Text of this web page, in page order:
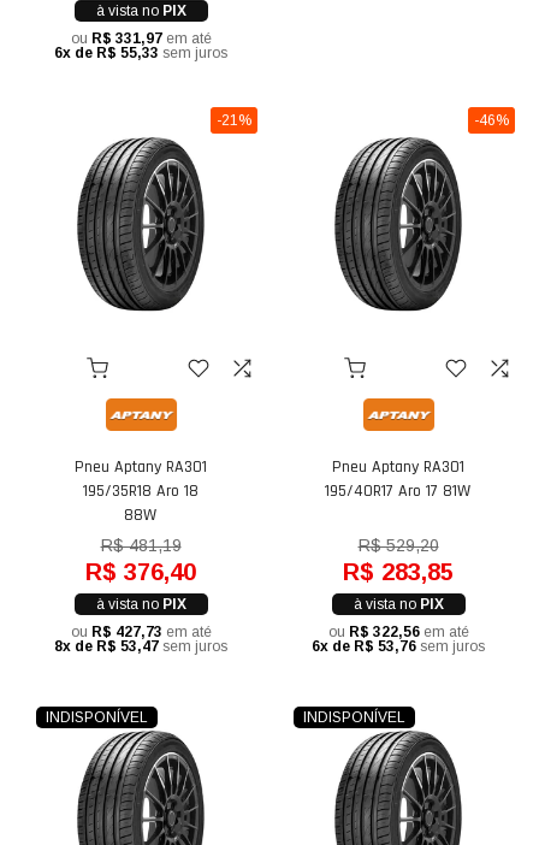
à vista no PIX
ou R$ 331,97 em até
6x de R$ 55,33 sem juros
-21%
Pneu Aptany RA301
195/35R18 Aro 18
88W
R$ 481,19
R$ 376,40
à vista no PIX
ou R$ 427,73 em até
8x de R$ 53,47 sem juros
-46%
Pneu Aptany RA301
195/40R17 Aro 17 81W
R$ 529,20
R$ 283,85
à vista no PIX
ou R$ 322,56 em até
6x de R$ 53,76 sem juros
INDISPONÍVEL INDISPONÍVEL